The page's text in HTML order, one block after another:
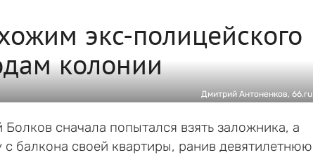
экс-полицейского
колонии
Дмитрий Антоненков, 66.ru
сначала попытался взять заложника, а
балкона своей квартиры, ранив девятилетнюю